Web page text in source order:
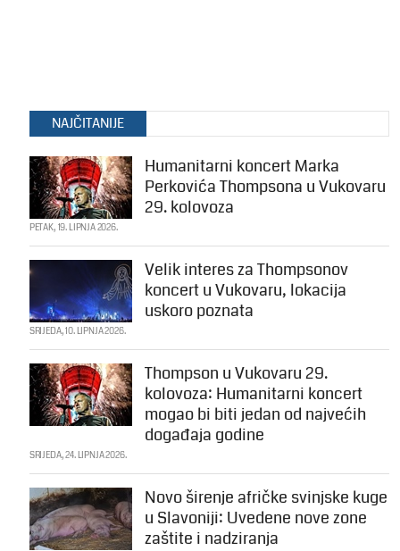
NAJČITANIJE
Humanitarni koncert Marka
Perkovića Thompsona u Vukovaru
29. kolovoza
PETAK, 19. LIPNJA 2026.
Velik interes za Thompsonov
koncert u Vukovaru, lokacija
uskoro poznata
SRIJEDA, 10. LIPNJA 2026.
Thompson u Vukovaru 29.
kolovoza: Humanitarni koncert
mogao bi biti jedan od najvećih
događaja godine
SRIJEDA, 24. LIPNJA 2026.
Novo širenje afričke svinjske kuge
u Slavoniji: Uvedene nove zone
zaštite i nadziranja